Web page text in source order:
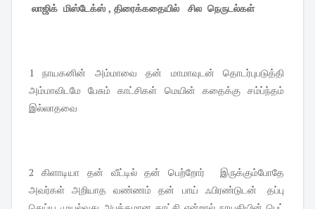
லாஜிக் மிஸ்டேக்ஸ் , திரைக்கதையில் சில நெருடல்கள்
1 நாயகனின் அம்மாவை தன் மாமாவுடன் தொடர்புபடுத்தி
அம்மாவிடமே பேசும் காட்சிகள் மெயின் கதைக்கு சம்ப்ந்தம்
இல்லாதவை
2 கிளாடியா தன் வீட்டில் தன் பெற்றோர் இருக்கும்போதே
அவர்கள் அறியாத வண்ணம் தன் பாய் ஃபிரண்டுடன் தப்பு